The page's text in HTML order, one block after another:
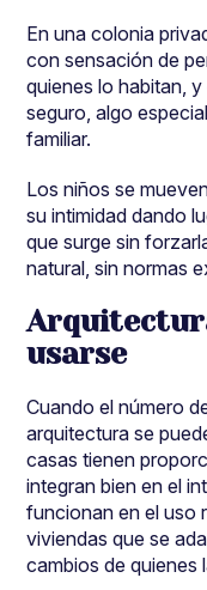
En una colonia
con sensación de
quienes lo habitan,
seguro, algo
familiar.
Los niños se
su intimidad dando
que surge sin
natural, sin normas
usarse
Cuando el número
arquitectura se
casas tienen
integran bien en el
funcionan en el uso
viviendas que se
cambios de quienes